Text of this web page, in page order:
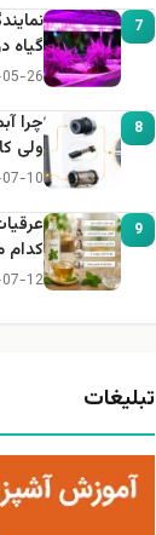
7
گیاه
26
8
چرا
ولی
عیب
10
9
کدام
12
تبلیغات